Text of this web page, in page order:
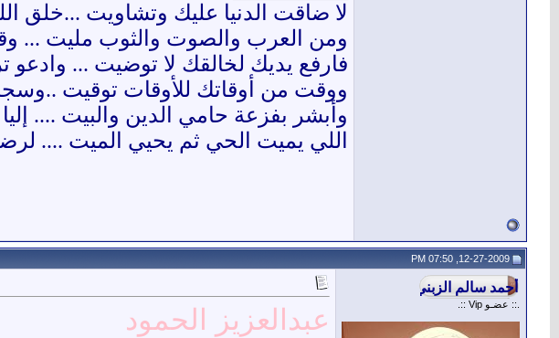
لا ضاقت الدنيا عليك وتشاويت ...خلق
ومن العرب والصوت والثوب مليت ...
فارفع يديك لخالقك لا توضيت ...
ووقت من أوقاتك للأوقات توقيت
وأبشر بفزعة حامي الدين والبيت ....
اللي يميت الحي ثم يحيي الميت ....
.:: عضـو Vip ::. عبدالعزيز الحمود